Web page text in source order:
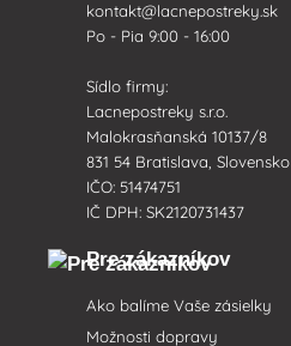
kontakt@lacnepostreky.sk
Po - Pia 9:00 - 16:00
Sídlo firmy:
Lacnepostreky s.r.o.
Malokrasňanská 10137/8
831 54 Bratislava, Slovensko
IČO: 51474751
IČ DPH: SK2120731437
Pre zákazníkov
Ako balíme Vaše zásielky
Možnosti dopravy